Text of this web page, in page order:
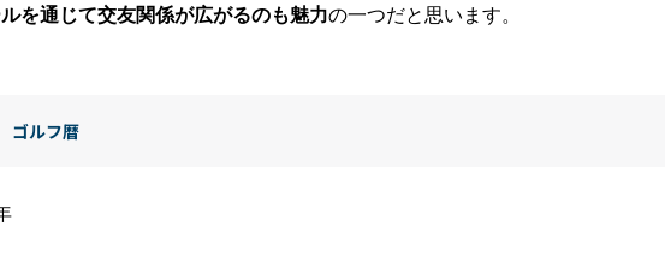
を通じて交友関係が広がるのも魅力の一つだと思います。
ゴルフ暦